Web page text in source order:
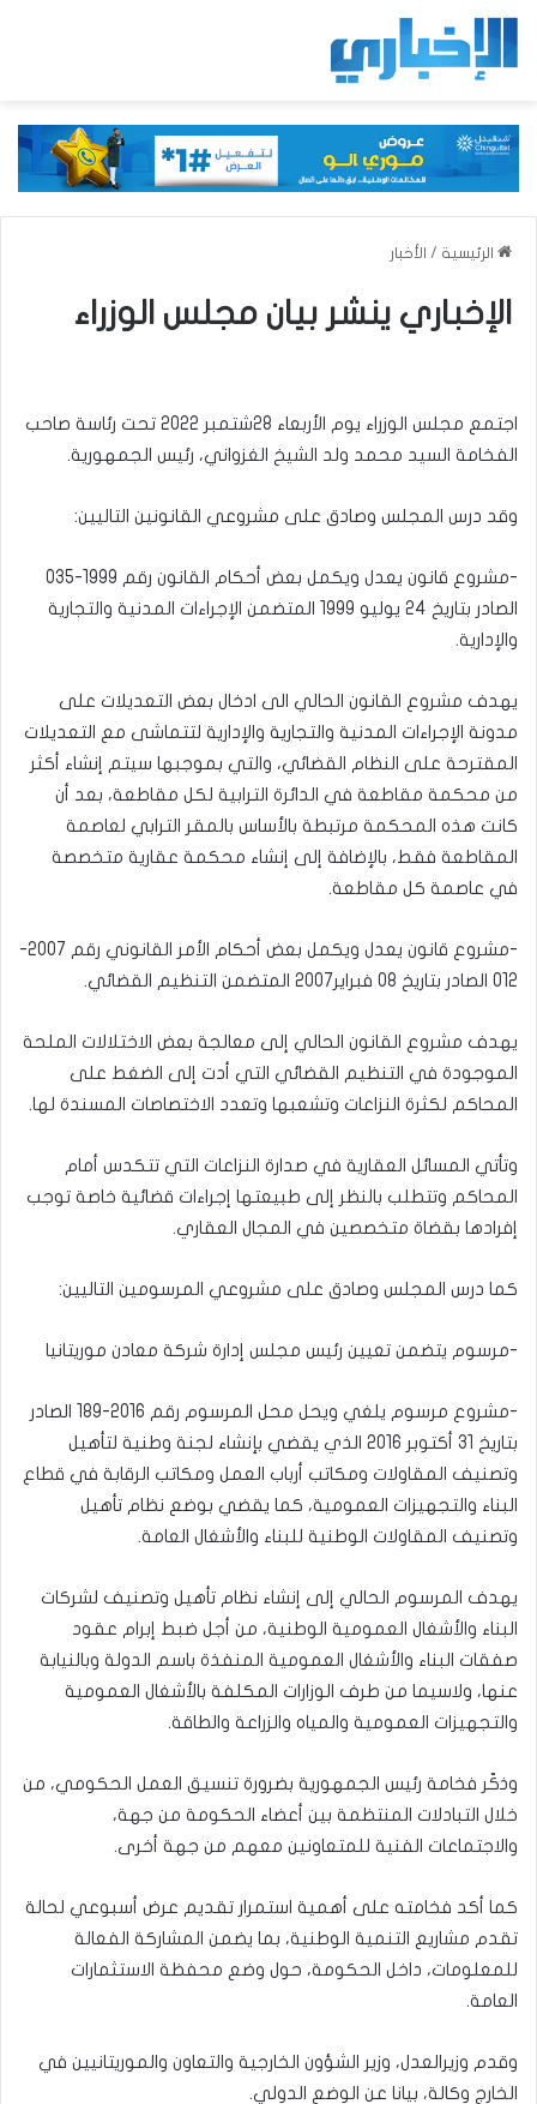
الرئيسية / الأخبار
الإخباري ينشر بيان مجلس الوزراء
اجتمع مجلس الوزراء يوم الأربعاء 28شتمبر 2022 تحت رئاسة صاحب
الفخامة السيد محمد ولد الشيخ الغزواني، رئيس الجمهورية.
وقد درس المجلس وصادق على مشروعي القانونين التاليين:
-مشروع قانون يعدل ويكمل بعض أحكام القانون رقم 1999-035
الصادر بتاريخ 24 يوليو 1999 المتضمن الإجراءات المدنية والتجارية
والإدارية.
يهدف مشروع القانون الحالي الى ادخال بعض التعديلات على
مدونة الإجراءات المدنية والتجارية والإدارية لتتماشى مع التعديلات
المقترحة على النظام القضائي، والتي بموجبها سيتم إنشاء أكثر
من محكمة مقاطعة في الدائرة الترابية لكل مقاطعة، بعد أن
كانت هذه المحكمة مرتبطة بالأساس بالمقر الترابي لعاصمة
المقاطعة فقط، بالإضافة إلى إنشاء محكمة عقارية متخصصة
في عاصمة كل مقاطعة.
-مشروع قانون يعدل ويكمل بعض أحكام الأمر القانوني رقم 2007-
012 الصادر بتاريخ 08 فبراير2007 المتضمن التنظيم القضائي.
يهدف مشروع القانون الحالي إلى معالجة بعض الاختلالات الملحة
الموجودة في التنظيم القضائي التي أدت إلى الضغط على
المحاكم لكثرة النزاعات وتشعبها وتعدد الاختصاصات المسندة لها.
وتأتي المسائل العقارية في صدارة النزاعات التي تتكدس أمام
المحاكم وتتطلب بالنظر إلى طبيعتها إجراءات قضائية خاصة توجب
إفرادها بقضاة متخصصين في المجال العقاري.
كما درس المجلس وصادق على مشروعي المرسومين التاليين:
-مرسوم يتضمن تعيين رئيس مجلس إدارة شركة معادن موريتانيا
-مشروع مرسوم يلغي ويحل محل المرسوم رقم 2016-189 الصادر
بتاريخ 31 أكتوبر 2016 الذي يقضي بإنشاء لجنة وطنية لتأهيل
وتصنيف المقاولات ومكاتب أرباب العمل ومكاتب الرقابة في قطاع
البناء والتجهيزات العمومية، كما يقضي بوضع نظام تأهيل
وتصنيف المقاولات الوطنية للبناء والأشغال العامة.
يهدف المرسوم الحالي إلى إنشاء نظام تأهيل وتصنيف لشركات
البناء والأشغال العمومية الوطنية، من أجل ضبط إبرام عقود
صفقات البناء والأشغال العمومية المنفذة باسم الدولة وبالنيابة
عنها، ولاسيما من طرف الوزارات المكلفة بالأشغال العمومية
والتجهيزات العمومية والمياه والزراعة والطاقة.
وذكّر فخامة رئيس الجمهورية بضرورة تنسيق العمل الحكومي، من
خلال التبادلات المنتظمة بين أعضاء الحكومة من جهة،
والاجتماعات الفنية للمتعاونين معهم من جهة أخرى.
كما أكد فخامته على أهمية استمرار تقديم عرض أسبوعي لحالة
تقدم مشاريع التنمية الوطنية، بما يضمن المشاركة الفعالة
للمعلومات، داخل الحكومة، حول وضع محفظة الاستثمارات
العامة.
وقدم وزيرالعدل، وزير الشؤون الخارجية والتعاون والموريتانيين في
الخارج وكالة، بيانا عن الوضع الدولي.